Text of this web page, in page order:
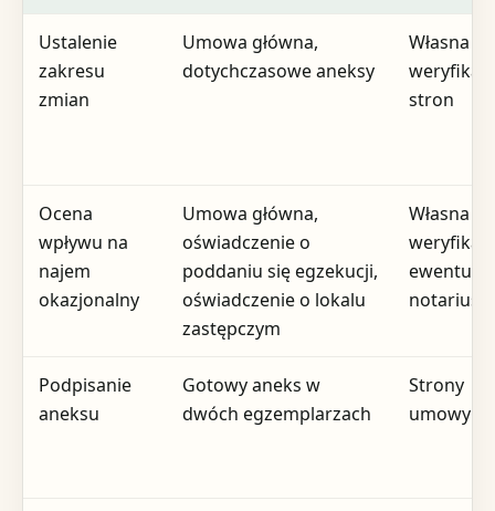
Ustalenie
zakresu
zmian
Umowa główna,
dotychczasowe aneksy
Własna
stron
Ocena
wpływu na
najem
okazjonalny
Umowa główna,
oświadczenie o
poddaniu się egzekucji,
oświadczenie o lokalu
zastępczym
Własna
notariusz
Podpisanie
aneksu
Gotowy aneks w
dwóch egzemplarzach
Strony
umowy